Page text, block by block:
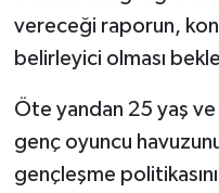
vereceği raporun,
belirleyici olması
Öte yandan 25 yaş
genç oyuncu
gençleşme